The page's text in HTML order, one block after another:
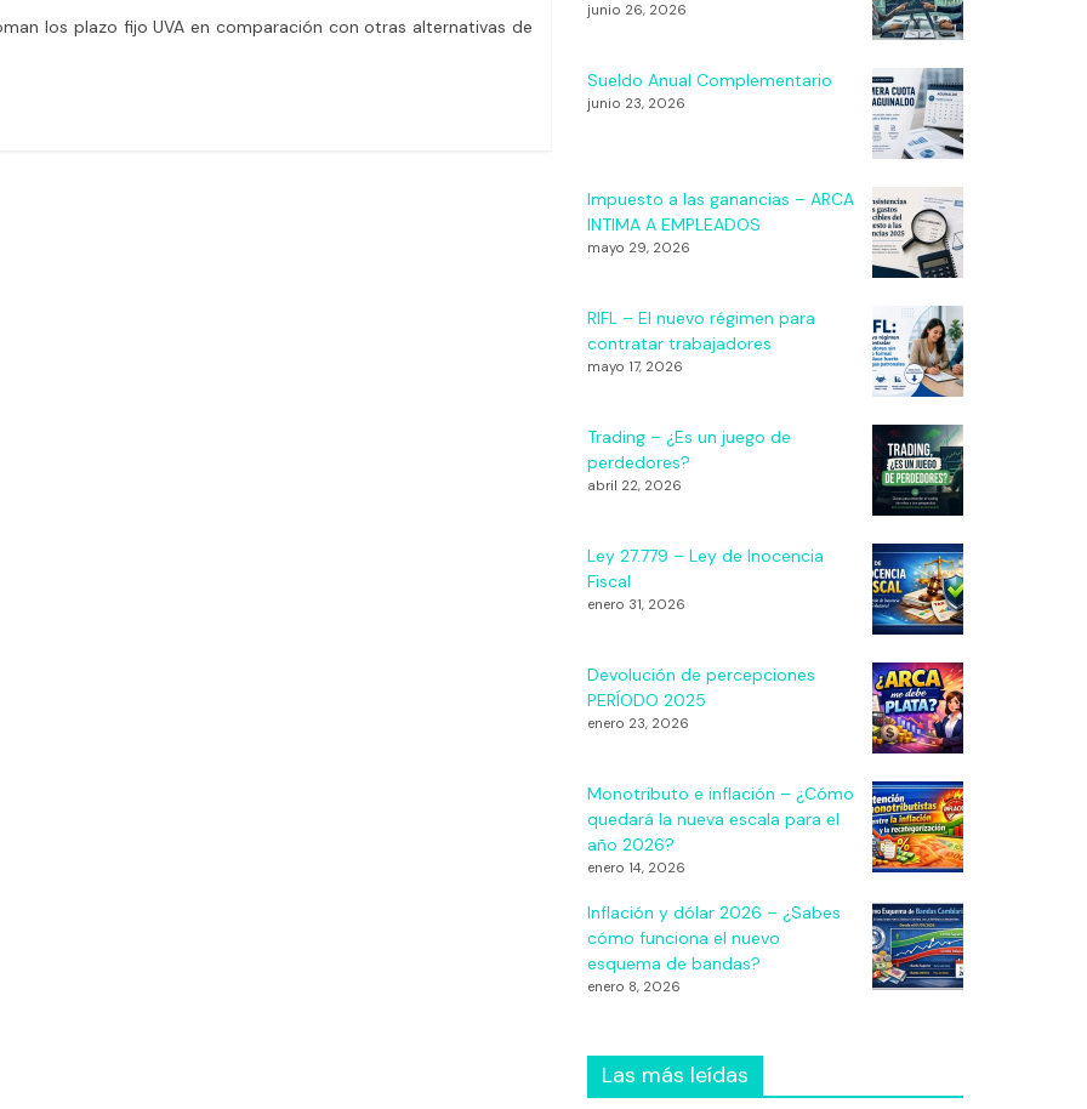
los plazo fijo UVA en comparación con otras alternativas de
junio 26, 2026
Sueldo Anual Complementario
junio 23, 2026
Impuesto a las ganancias – ARCA
INTIMA A EMPLEADOS
mayo 29, 2026
RIFL – El nuevo régimen para
contratar trabajadores
mayo 17, 2026
Trading – ¿Es un juego de
perdedores?
abril 22, 2026
Ley 27.779 – Ley de Inocencia
Fiscal
enero 31, 2026
Devolución de percepciones
PERÍODO 2025
enero 23, 2026
Monotributo e inflación – ¿Cómo
quedará la nueva escala para el
año 2026?
enero 14, 2026
Inflación y dólar 2026 – ¿Sabes
cómo funciona el nuevo
esquema de bandas?
enero 8, 2026
Las más leídas